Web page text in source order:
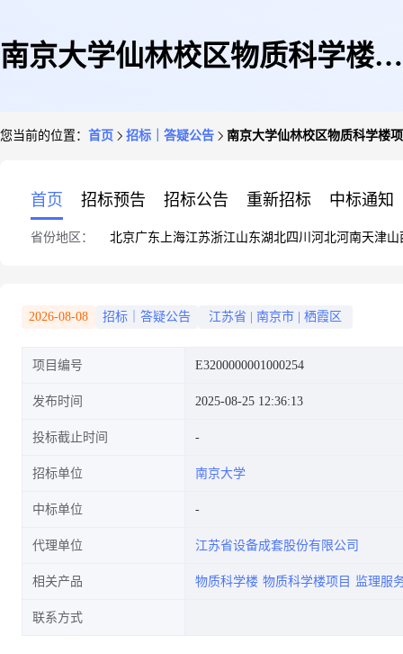
南京大学仙林校区物质科学楼项
您当前的位置： 首页 招标｜答疑公告 南京大学仙林校区物质科学楼
首页 招标预告 招标公告 重新招标 中标通知
省份地区： 北京广东 上海江苏浙江山东湖北四川 河北河南天津山
2026-08-08 招标｜答疑公告 江苏省 南京市 栖霞区
项目编号 E3200000001000254
发布时间 2025-08-25 12:36:13
投标截止时间
招标单位 南京大学
中标单位
代理单位 江苏省设备成套股份有限公司
相关产品 物质科学楼 物质科学楼项目 监理服
联系方式